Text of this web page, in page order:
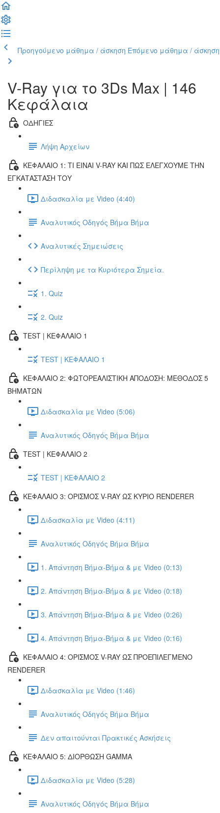
Προηγούμενο μάθημα / άσκηση Επόμενο μάθημα / άσκηση
V-Ray για το 3Ds Max | 146
Κεφάλαια
ΟΔΗΓΙΕΣ
Λήψη Αρχείων
ΚΕΦΑΛΑΙΟ 1: ΤΙ ΕΙΝΑΙ V-RAY ΚΑΙ ΠΩΣ ΕΛΕΓΧΟΥΜΕ ΤΗΝ
ΕΓΚΑΤΑΣΤΑΣΗ ΤΟΥ
Διδασκαλία με Video (4:40)
Αναλυτικός Οδηγός Βήμα Βήμα
Αναλυτικές Σημειώσεις
Περίληψη με τα Κυριότερα Σημεία.
1. Quiz
2. Quiz
TEST | ΚΕΦΑΛΑΙΟ 1
TEST | ΚΕΦΑΛΑΙΟ 1
ΚΕΦΑΛΑΙΟ 2: ΦΩΤΟΡΕΑΛΙΣΤΙΚΗ ΑΠΟΔΟΣΗ: ΜΕΘΟΔΟΣ 5
ΒΗΜΑΤΩΝ
Διδασκαλία με Video (5:06)
Αναλυτικός Οδηγός Βήμα Βήμα
TEST | ΚΕΦΑΛΑΙΟ 2
TEST | ΚΕΦΑΛΑΙΟ 2
ΚΕΦΑΛΑΙΟ 3: ΟΡΙΣΜΟΣ V-RAY ΩΣ ΚΥΡΙΟ RENDERER
Διδασκαλία με Video (4:11)
Αναλυτικός Οδηγός Βήμα Βήμα
1. Απάντηση Βήμα-Βήμα & με Video (0:13)
2. Απάντηση Βήμα-Βήμα & με Video (0:18)
3. Απάντηση Βήμα-Βήμα & με Video (0:26)
4. Απάντηση Βήμα-Βήμα & με Video (0:16)
ΚΕΦΑΛΑΙΟ 4: ΟΡΙΣΜΟΣ V-RAY ΩΣ ΠΡΟΕΠΙΛΕΓΜΕΝΟ
RENDERER
Διδασκαλία με Video (1:46)
Αναλυτικός Οδηγός Βήμα Βήμα
Δεν απαιτούνται Πρακτικές Ασκήσεις
ΚΕΦΑΛΑΙΟ 5: ΔΙΟΡΘΩΣΗ GAMMA
Διδασκαλία με Video (5:28)
Αναλυτικός Οδηγός Βήμα Βήμα